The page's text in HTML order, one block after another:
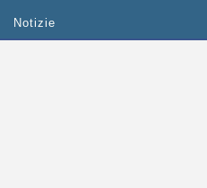
Notizie